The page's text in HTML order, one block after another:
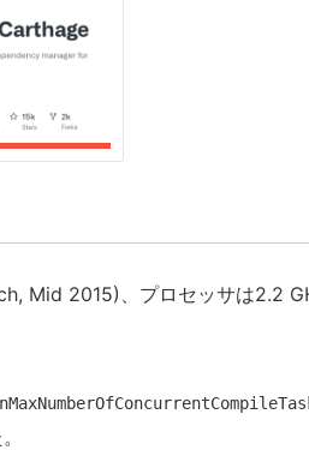
Mid 2015)、プロセッサは2.2